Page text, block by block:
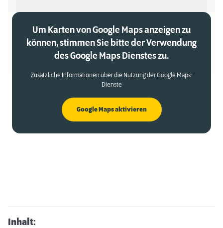
Um Karten von Google Maps anzeigen zu
können, stimmen Sie bitte der Verwendung
des Google Maps Dienstes zu.
Zusätzliche Informationen über die Nutzung der Google Maps-
Dienste
Google Maps aktivieren
Inhalt: